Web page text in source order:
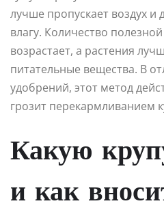
лучше пропускает воздух и
влагу. Количество
возрастает, а растения
питательные вещества. В
удобрений, этот метод
грозит перекармливанием
Какую
и как